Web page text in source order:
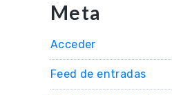
Meta
Acceder
Feed de entradas